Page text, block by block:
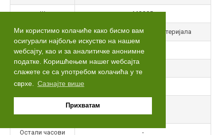
Ми користимо колачиће како бисмо вам
осигурали најбоље искуство на нашем
wебсајту, као и за аналитичке анонимне
податке. Kоришћењем нашег wебсајта
слажете се са употребом колачића у те
сврхе.
Сазнајте више
Прихватам
Ш МО305
Назив предмета Методе испитивања материјала
С 6
Статус предмета
Часови активне
наставе
Остали часови -